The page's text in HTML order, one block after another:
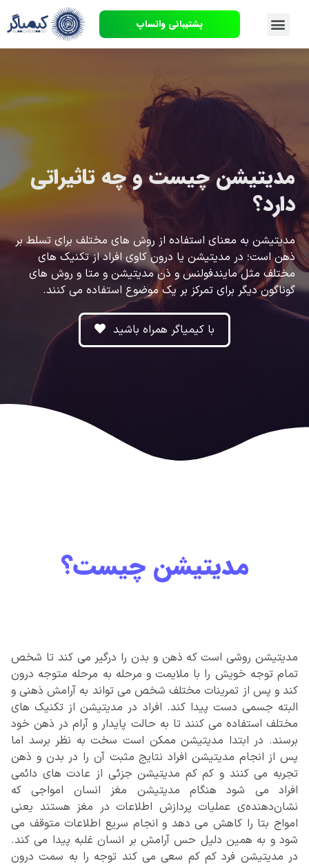
پشتیبانی واتساپ
مدیتیشن چیست و چه تاثیراتی
دارد؟
مدیتیشن به معنای استفاده از روش های مختلف برای تسلط بر
ذهن است؛ در مدیتیشن یا درون کاوی افراد از تکنیک های
مختلف مثل مایندفولنس و ذن مدیتیشن و متا و روش های
گوناگون دیگر برای تمرکز بر یک موضوع استفاده می کنند.
با کیمیاگر همراه باشید
مدیتیشن چیست؟
مدیتیشن روشی است که ذهن و بدن را درگیر می کند تا شخص
تمام توجه خویش را با ملایمت و مرحله به مرحله متوجه درون
کند و پس از تمرینات مختلف شخص می تواند به آرامش ذهنی و
البته جسمی دست پیدا کند. افراد در مدیتیشن از تکنیک های
مختلف استفاده می کنند تا به حالت پایدار و آرام در ذهن خود
برسند. در ابتدا مدیتیشن ممکن است سخت به نظر برسد اما
پس از انجام مدیتیشن افراد نتایج مثبت آن را در بدن و ذهن
تجربه می کنند و کم کم مدیتیشن جزئی از عادت های دائمی
افراد می شود هنگام مدیتیشن مغز انسان امواجی که
نشان‌دهنده‌ی عملیات پردازش اطلاعات در مغز هستند یعنی
امواج بتا را کاهش می دهد و انجام سریع اطلاعات متوقف می
شود و به همین دلیل حس آرامش بر انسان غلبه پیدا می کند.
در مدیتیشن فرد کم کم سعی می کند توجه را به سمت درون